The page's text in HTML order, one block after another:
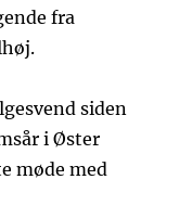
fra
siden
i Øster
møde med